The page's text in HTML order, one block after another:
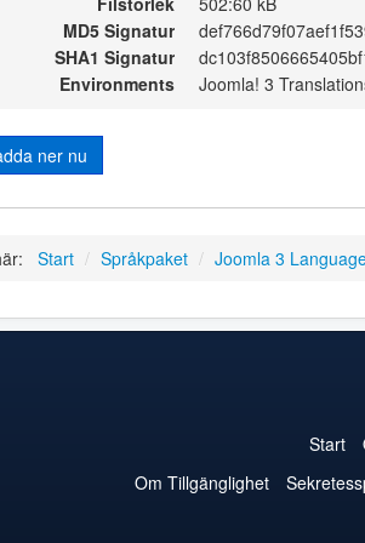
MD5 Signatur
SHA1 Signatur
Environments
Joomla! 3
ner nu
Start / Språkpaket / Joomla 3
Start
Om Tillgänglighet